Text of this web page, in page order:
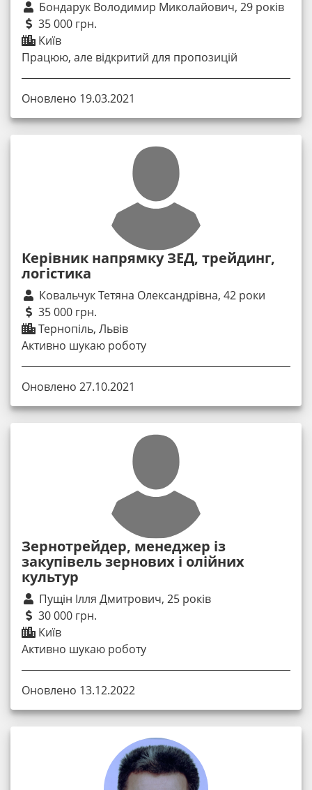
Бондарук Володимир Миколайович, 29 років
35 000 грн.
Київ
Працюю, але відкритий для пропозицій
Оновлено 19.03.2021
Керівник напрямку ЗЕД, трейдинг,
логістика
Ковальчук Тетяна Олександрівна, 42 роки
35 000 грн.
Тернопіль, Львів
Активно шукаю роботу
Оновлено 27.10.2021
Зернотрейдер, менеджер із
закупівель зернових і олійних
культур
Пущін Ілля Дмитрович, 25 років
30 000 грн.
Київ
Активно шукаю роботу
Оновлено 13.12.2022